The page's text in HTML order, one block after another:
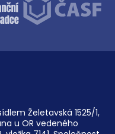
Želetavská 1525/1,
u OR vedeného